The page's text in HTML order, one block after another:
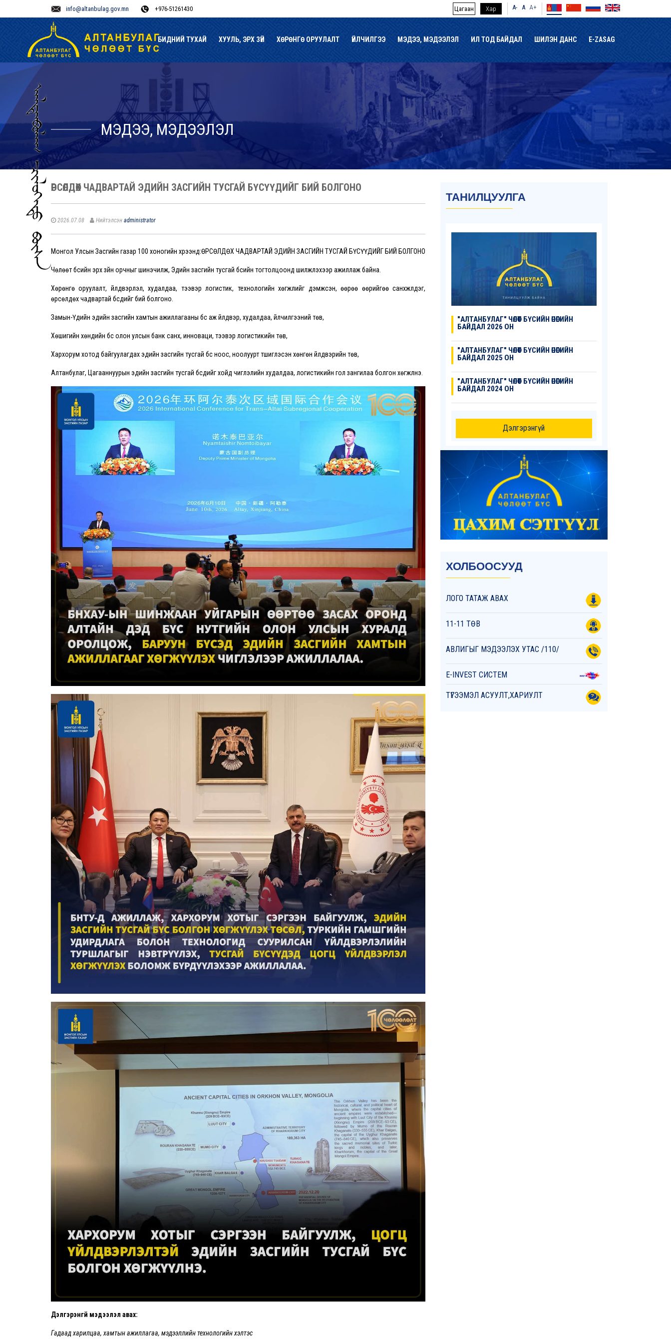
info@altanbulag.gov.mn +976-51261430 Цагаан Хар A- A A+
БИДНИЙ ТУХАЙ ХУУЛЬ, ЭРХ ЗҮЙ ХӨРӨНГӨ ОРУУЛАЛТ ҮЙЛЧИЛГЭЭ МЭДЭЭ, МЭДЭЭЛЭЛ ИЛ ТОД БАЙДАЛ ШИЛЭН ДАНС E-ZASAG
МЭДЭЭ, МЭДЭЭЛЭЛ
ТАНИЛЦУУЛГА
"АЛТАНБУЛАГ" ЧӨЛӨӨТ БҮСИЙН ӨНӨӨГИЙН
БАЙДАЛ 2026 ОН
"АЛТАНБУЛАГ" ЧӨЛӨӨТ БҮСИЙН ӨНӨӨГИЙН
БАЙДАЛ 2025 ОН
"АЛТАНБУЛАГ" ЧӨЛӨӨТ БҮСИЙН ӨНӨӨГИЙН
БАЙДАЛ 2024 ОН
Дэлгэрэнгүй
ХОЛБООСУУД
ЛОГО ТАТАЖ АВАХ
11-11 ТӨВ
АВЛИГЫГ МЭДЭЭЛЭХ УТАС /110/
E-INVEST СИСТЕМ
ТҮГЭЭМЭЛ АСУУЛТ,ХАРИУЛТ
ӨРСӨЛДӨХ ЧАДВАРТАЙ ЭДИЙН ЗАСГИЙН ТУСГАЙ БҮСҮҮДИЙГ БИЙ БОЛГОНО
2026.07.08 Нийтэлсэн administrator
Монгол Улсын Засгийн газар 100 хоногийн хүрээнд:ӨРСӨЛДӨХ ЧАДВАРТАЙ ЭДИЙН ЗАСГИЙН ТУСГАЙ БҮСҮҮДИЙГ БИЙ БОЛГОНО
Чөлөөт бүсийн эрх зүйн орчныг шинэчилж, Эдийн засгийн тусгай бүсийн тогтолцоонд шилжүүлэхээр ажиллаж байна.
Хөрөнгө оруулалт, үйлдвэрлэл, худалдаа, тээвэр логистик, технологийн хөгжлийг дэмжсэн, өөрөө өөрийгөө санхүүжүүлдэг,
өрсөлдөх чадвартай бүсүүдийг бий болгоно.
Замын-Үүдийн эдийн засгийн хамтын ажиллагааны бүс аж үйлдвэр, худалдаа, үйлчилгээний төв,
Хөшигийн хөндийн бүс олон улсын банк санхүү, инноваци, тээвэр логистикийн төв,
Хархорум хотод байгуулагдах эдийн засгийн тусгай бүс ноос, ноолуурт түшиглэсэн хөнгөн үйлдвэрийн төв,
Алтанбулаг, Цагааннуурын эдийн засгийн тусгай бүсүүдийг хойд чиглэлийн худалдаа, логистикийн гол зангилаа болгон хөгжүүлнэ.
Дэлгэрэнгүй мэдээлэл авах:
Гадаад харилцаа, хамтын ажиллагаа, мэдээллийн технологийн хэлтэс